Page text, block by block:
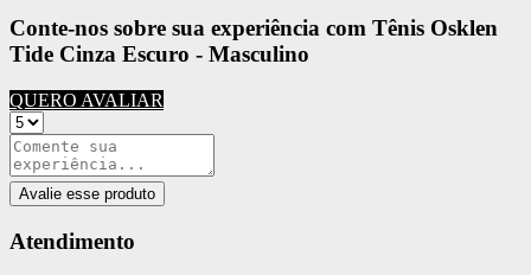
Conte-nos sobre sua experiência com Tênis Osklen
Tide Cinza Escuro - Masculino
QUERO AVALIAR
Avalie esse produto
Atendimento